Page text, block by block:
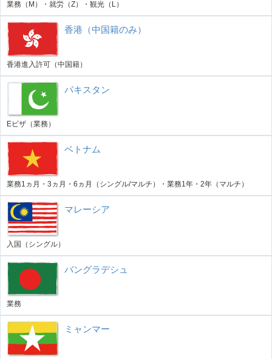
業務（M）・就労（Z）・観光（L）
香港（中国籍のみ）
香港進入許可（中国籍）
パキスタン
Eビザ（業務）
ベトナム
業務1ヵ月・3ヵ月・6ヵ月（シングル/マルチ）・業務1年・2年（マルチ）
マレーシア
入国（シングル）
バングラデシュ
業務
ミャンマー